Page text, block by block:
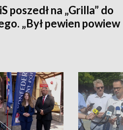
poszedł na „Grilla” do
„Był pewien powiew